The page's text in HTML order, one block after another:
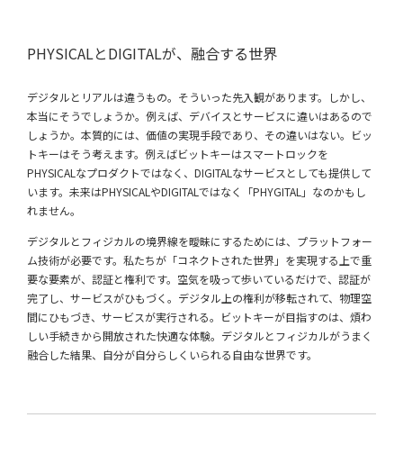
PHYSICALとDIGITALが、融合する世界
デジタルとリアルは違うもの。そういった先入観があります。しかし、
本当にそうでしょうか。例えば、デバイスとサービスに違いはあるので
しょうか。本質的には、価値の実現手段であり、その違いはない。ビッ
トキーはそう考えます。例えばビットキーはスマートロックを
PHYSICALなプロダクトではなく、DIGITALなサービスとしても提供して
います。未来はPHYSICALやDIGITALではなく「PHYGITAL」なのかもし
れません。
デジタルとフィジカルの境界線を曖昧にするためには、プラットフォー
ム技術が必要です。私たちが「コネクトされた世界」を実現する上で重
要な要素が、認証と権利です。空気を吸って歩いているだけで、認証が
完了し、サービスがひもづく。デジタル上の権利が移転されて、物理空
間にひもづき、サービスが実行される。ビットキーが目指すのは、煩わ
しい手続きから開放された快適な体験。デジタルとフィジカルがうまく
融合した結果、自分が自分らしくいられる自由な世界です。